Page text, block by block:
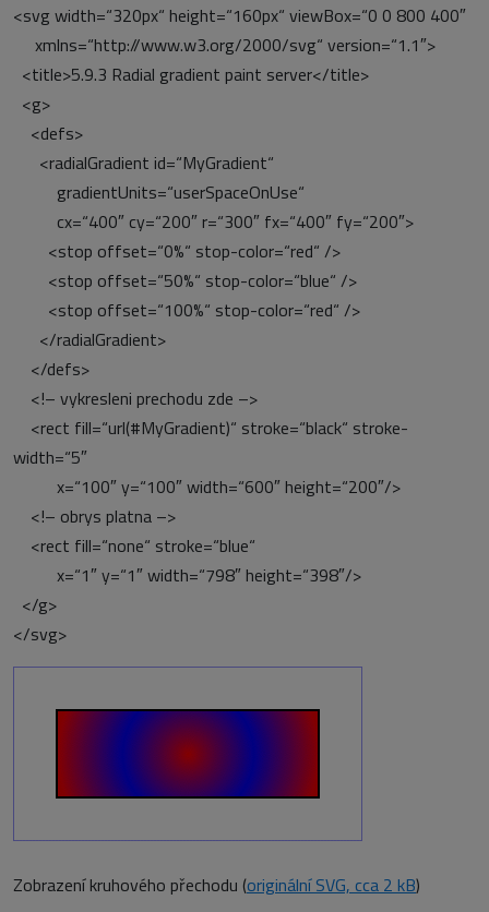
<svg width=“320px“ height=“160px“ viewBox=“0 0 800 400″
xmlns=“http://www.w3.org/2000/svg“ version=“1.1″>
<title>5.9.3 Radial gradient paint server</title>
<g>
<defs>
<radialGradient id=“MyGradient“
gradientUnits=“userSpaceOnUse“
cx=“400″ cy=“200″ r=“300″ fx=“400″ fy=“200″>
<stop offset=“0%“ stop-color=“red“ />
<stop offset=“50%“ stop-color=“blue“ />
<stop offset=“100%“ stop-color=“red“ />
</radialGradient>
</defs>
<!– vykresleni prechodu zde –>
<rect fill=“url(#MyGradient)“ stroke=“black“ stroke-
width=“5″
x=“100″ y=“100″ width=“600″ height=“200″/>
<!– obrys platna –>
<rect fill=“none“ stroke=“blue“
x=“1″ y=“1″ width=“798″ height=“398″/>
</g>
</svg>
Zobrazení kruhového přechodu (originální SVG, cca 2 kB)